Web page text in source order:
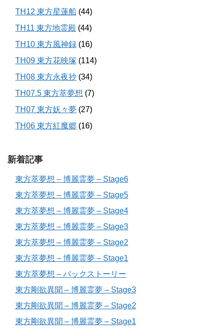
TH12 東方星蓮船 (44)
TH11 東方地霊殿 (44)
TH10 東方風神録 (16)
TH09 東方花映塚 (114)
TH08 東方永夜抄 (34)
TH07.5 東方萃夢想 (7)
TH07 東方妖々夢 (27)
TH06 東方紅魔郷 (16)
新着記事
東方萃夢想 – 博麗霊夢 – Stage6
東方萃夢想 – 博麗霊夢 – Stage5
東方萃夢想 – 博麗霊夢 – Stage4
東方萃夢想 – 博麗霊夢 – Stage3
東方萃夢想 – 博麗霊夢 – Stage2
東方萃夢想 – 博麗霊夢 – Stage1
東方萃夢想 – バックストーリー
東方剛欲異聞 – 博麗霊夢 – Stage3
東方剛欲異聞 – 博麗霊夢 – Stage2
東方剛欲異聞 – 博麗霊夢 – Stage1